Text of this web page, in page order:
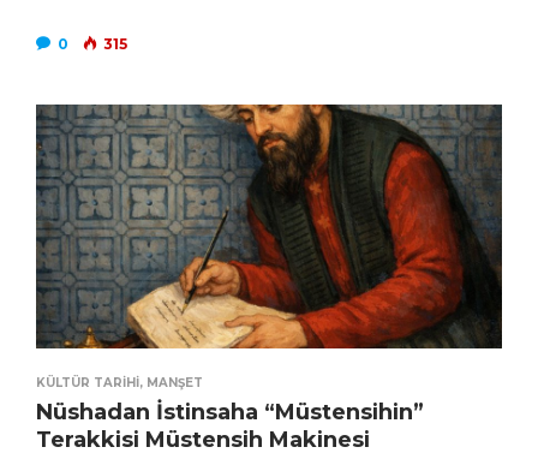
0 315
KÜLTÜR TARIHI, MANŞET
Nüshadan İstinsaha “Müstensihin”
Terakkisi Müstensih Makinesi